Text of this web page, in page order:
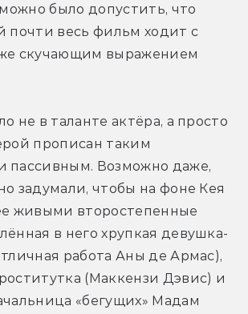
можно было допустить, что
почти весь фильм ходит с
скучающим выражением
не в таланте актёра, а просто
прописан таким
пассивным. Возможно даже,
задумали, чтобы на фоне Кея
живыми второстепенные
в него хрупкая девушка-
работа Аны де Армас),
(Маккензи Дэвис) и
«бегущих» Мадам